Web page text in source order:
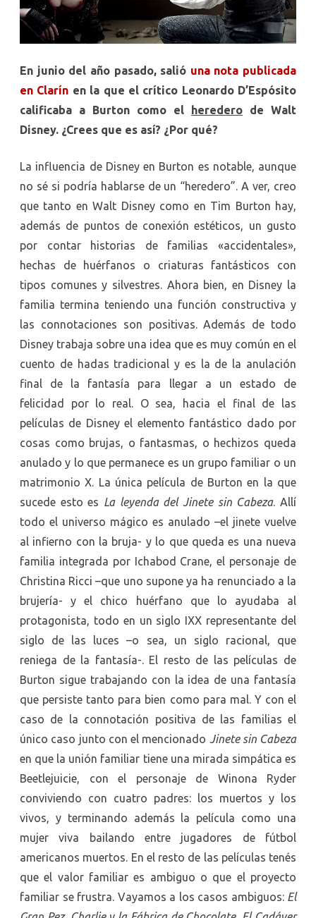
En junio del año pasado, salió una nota publicada
en Clarín en la que el crítico Leonardo D’Espósito
calificaba a Burton como el heredero de Walt
Disney. ¿Crees que es así? ¿Por qué?
La influencia de Disney en Burton es notable, aunque
no sé si podría hablarse de un “heredero”. A ver, creo
que tanto en Walt Disney como en Tim Burton hay,
además de puntos de conexión estéticos, un gusto
por contar historias de familias «accidentales»,
hechas de huérfanos o criaturas fantásticos con
tipos comunes y silvestres. Ahora bien, en Disney la
familia termina teniendo una función constructiva y
las connotaciones son positivas. Además de todo
Disney trabaja sobre una idea que es muy común en el
cuento de hadas tradicional y es la de la anulación
final de la fantasía para llegar a un estado de
felicidad por lo real. O sea, hacia el final de las
películas de Disney el elemento fantástico dado por
cosas como brujas, o fantasmas, o hechizos queda
anulado y lo que permanece es un grupo familiar o un
matrimonio X. La única película de Burton en la que
sucede esto es La leyenda del Jinete sin Cabeza. Allí
todo el universo mágico es anulado –el jinete vuelve
al infierno con la bruja- y lo que queda es una nueva
familia integrada por Ichabod Crane, el personaje de
Christina Ricci –que uno supone ya ha renunciado a la
brujería- y el chico huérfano que lo ayudaba al
protagonista, todo en un siglo IXX representante del
siglo de las luces –o sea, un siglo racional, que
reniega de la fantasía-. El resto de las películas de
Burton sigue trabajando con la idea de una fantasía
que persiste tanto para bien como para mal. Y con el
caso de la connotación positiva de las familias el
único caso junto con el mencionado Jinete sin Cabeza
en que la unión familiar tiene una mirada simpática es
Beetlejuicie, con el personaje de Winona Ryder
conviviendo con cuatro padres: los muertos y los
vivos, y terminando además la película como una
mujer viva bailando entre jugadores de fútbol
americanos muertos. En el resto de las películas tenés
que el valor familiar es ambiguo o que el proyecto
familiar se frustra. Vayamos a los casos ambiguos: El